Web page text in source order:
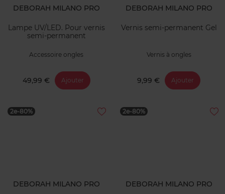
DEBORAH MILANO PRO
Lampe UV/LED. Pour vernis
semi-permanent
Accessoire ongles
49,99 € Ajouter
DEBORAH MILANO PRO
Vernis semi-permanent Gel
Vernis à ongles
9,99 € Ajouter
2e-80%
DEBORAH MILANO PRO
2e-80%
DEBORAH MILANO PRO